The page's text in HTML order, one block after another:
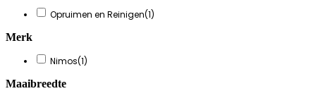
Opruimen en Reinigen(1)
Merk
Nimos(1)
Maaibreedte